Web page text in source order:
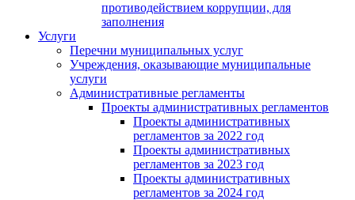
противодействием коррупции, для
заполнения
Услуги
Перечни муниципальных услуг
Учреждения, оказывающие муниципальные
услуги
Административные регламенты
Проекты административных регламентов
Проекты административных
регламентов за 2022 год
Проекты административных
регламентов за 2023 год
Проекты административных
регламентов за 2024 год